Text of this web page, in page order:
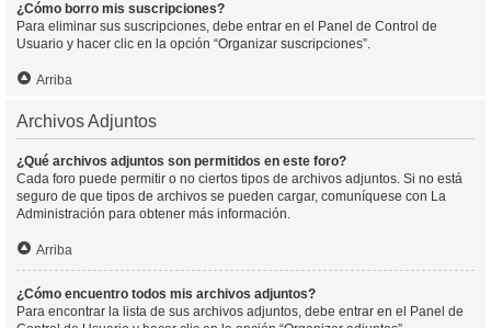
¿Cómo borro mis suscripciones?
Para eliminar sus suscripciones, debe entrar en el Panel de Control de
Usuario y hacer clic en la opción “Organizar suscripciones”.
Arriba
Archivos Adjuntos
¿Qué archivos adjuntos son permitidos en este foro?
Cada foro puede permitir o no ciertos tipos de archivos adjuntos. Si no está
seguro de que tipos de archivos se pueden cargar, comuníquese con La
Administración para obtener más información.
Arriba
¿Cómo encuentro todos mis archivos adjuntos?
Para encontrar la lista de sus archivos adjuntos, debe entrar en el Panel de